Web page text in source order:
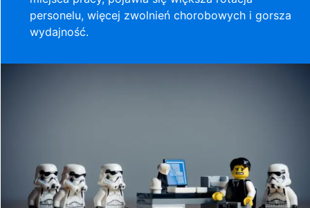
personelu, więcej zwolnień chorobowych i gorsza
wydajność.